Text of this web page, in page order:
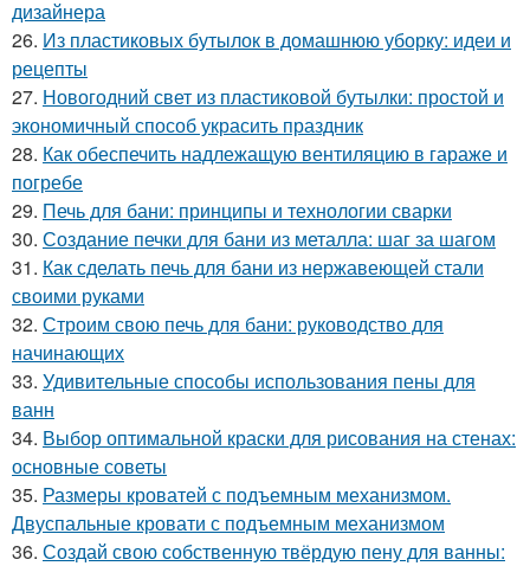
дизайнера
26. Из пластиковых бутылок в домашнюю уборку: идеи и
рецепты
27. Новогодний свет из пластиковой бутылки: простой и
экономичный способ украсить праздник
28. Как обеспечить надлежащую вентиляцию в гараже и
погребе
29. Печь для бани: принципы и технологии сварки
30. Создание печки для бани из металла: шаг за шагом
31. Как сделать печь для бани из нержавеющей стали
своими руками
32. Строим свою печь для бани: руководство для
начинающих
33. Удивительные способы использования пены для
ванн
34. Выбор оптимальной краски для рисования на стенах:
основные советы
35. Размеры кроватей с подъемным механизмом.
Двуспальные кровати с подъемным механизмом
36. Создай свою собственную твёрдую пену для ванны: